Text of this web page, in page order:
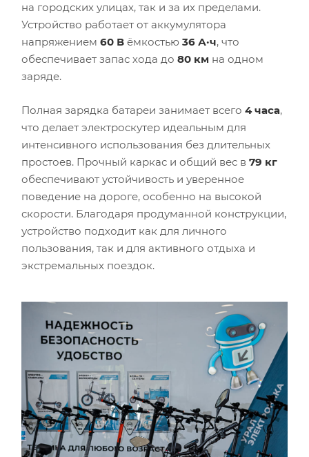
на городских улицах, так и за их пределами.
Устройство работает от аккумулятора
напряжением 60 В ёмкостью 36 А·ч, что
обеспечивает запас хода до 80 км на одном
заряде.
Полная зарядка батареи занимает всего 4 часа,
что делает электроскутер идеальным для
интенсивного использования без длительных
простоев. Прочный каркас и общий вес в 79 кг
обеспечивают устойчивость и уверенное
поведение на дороге, особенно на высокой
скорости. Благодаря продуманной конструкции,
устройство подходит как для личного
пользования, так и для активного отдыха и
экстремальных поездок.